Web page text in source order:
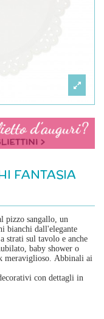
FANTASIA
pizzo sangallo, un
bianchi dall'elegante
strati sul tavolo e anche
baby shower o
meraviglioso. Abbinali ai
con dettagli in